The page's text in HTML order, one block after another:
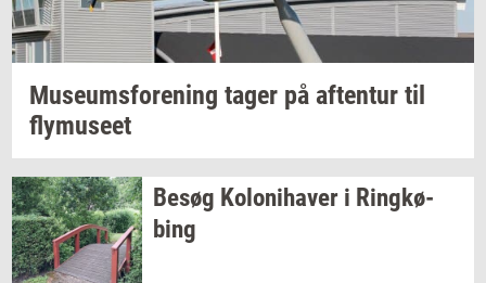
Mu­se­ums­for­e­ning tager på af­ten­tur til
fly­mu­se­et
Besøg Ko­lo­ni­ha­ver i Ring­kø­
bing